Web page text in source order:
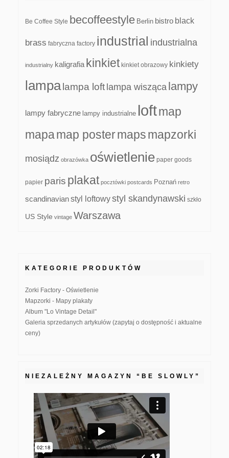
Be Coffee Style becoffeestyle Berlin bistro black
brass fabryczna factory industrial industrialna
industrialny kaligrafia kinkiet kinkiet obrazowy kinkiety
lampa lampa loft lampa wisząca lampy
lampy fabryczne lampy industrialne loftmap
mapamap postermapsmapzorki
mosiądz obrazówka oświetlenie paper goods
papier paris plakat pocztówki postcards Poznań retro
scandinavianstyl loftowystyl skandynawski szkło
US Style vintage Warszawa
KATEGORIE PRODUKTÓW
Zorki Factory - Oświetlenie
Mapzorki - Mapy plakaty
Album "Lo Vintage Detail"
Galeria sprzedanych artykułów (zapytaj o dostępność i aktualne
ceny)
NIEZALEŻNY MAGAZYN “BE SLOWLY”